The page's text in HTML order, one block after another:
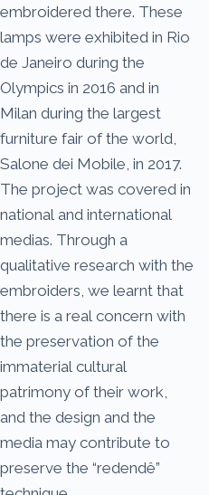
embroidered there. These
lamps were exhibited in Rio
de Janeiro during the
Olympics in 2016 and in
Milan during the largest
furniture fair of the world,
Salone dei Mobile, in 2017.
The project was covered in
national and international
medias. Through a
qualitative research with the
embroiders, we learnt that
there is a real concern with
the preservation of the
immaterial cultural
patrimony of their work,
and the design and the
media may contribute to
preserve the “redendê”